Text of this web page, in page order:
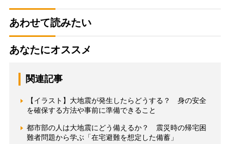
あわせて読みたい
あなたにオススメ
関連記事
【イラスト】大地震が発生したらどうする？ 身の安全
を確保する方法や事前に準備できること
都市部の人は大地震にどう備えるか？ 震災時の帰宅困
難者問題から学ぶ「在宅避難を想定した備蓄」